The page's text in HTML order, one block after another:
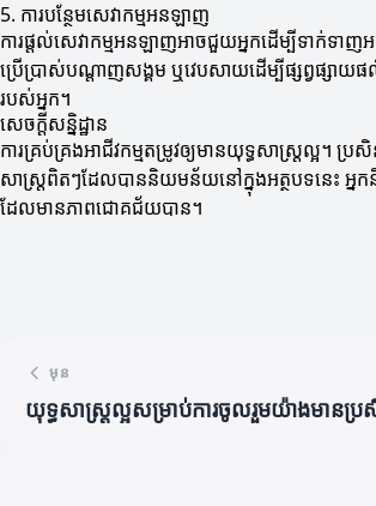
5. ការបន្ថែមសេវាកម្មអនឡាញ
ការផ្តល់សេវាកម្មអនឡាញអាចជួយអ្នកដើម្បីទាក់ទាញ
ប្រើប្រាស់បណ្តាញសង្គម ឬវេបសាយដើម្បីផ្សព្វផ្សាយ
របស់អ្នក។
សេចក្តីសន្និដ្ឋាន
ការគ្រប់គ្រងអាជីវកម្មតម្រូវឲ្យមានយុទ្ធសាស្ត្រល្អ។ ប្រសិ
សាស្ត្រពិតៗដែលបាននិយមន័យនៅក្នុងអត្ថបទនេះ អ្នក
ដែលមានភាពជោគជ័យបាន។
មុន
យុទ្ធសាស្ត្រល្អសម្រាប់ការចូលរួមយ៉ាងមានប្រ